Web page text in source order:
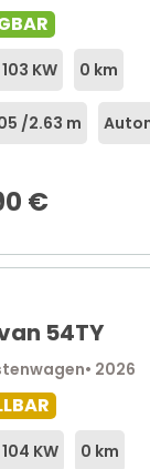
KW 0 km
/2.63 m
€
54TY
• 2026
KW 0 km